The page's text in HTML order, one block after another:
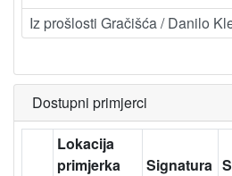
Iz prošlosti Gračišća / Danilo
Dostupni primjerci
Lokacija
primjerka
Signatura